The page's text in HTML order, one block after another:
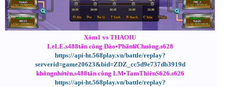
Xóm1 vs THAOIU
LeLE.s488tấn công Đào•Phấn૪Chuông.s628
https://api-ht.568play.vn/battle/replay?
serverid=game20623&bid=ZDZ_cc5d9e737db3919d
khôngnhớtên.s488tấn công LM•TamThiênS626.s626
https://api-ht.568play.vn/battle/replay?